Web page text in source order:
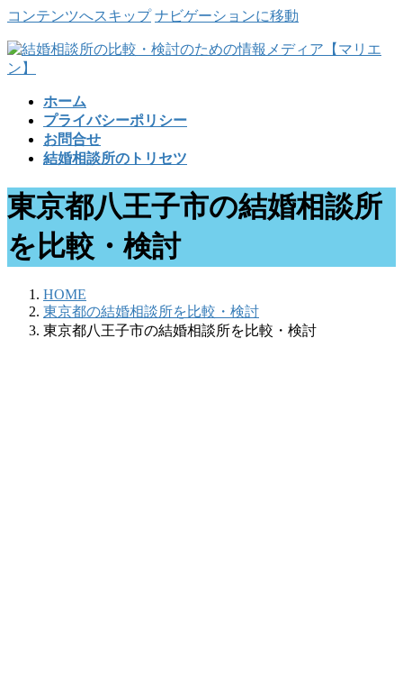
コンテンツへスキップ ナビゲーションに移動
ホーム
プライバシーポリシー
お問合せ
結婚相談所のトリセツ
東京都八王子市の結婚相談所
を比較・検討
HOME
東京都の結婚相談所を比較・検討
東京都八王子市の結婚相談所を比較・検討